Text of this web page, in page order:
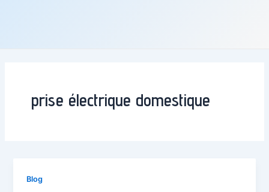
prise électrique domestique
Blog